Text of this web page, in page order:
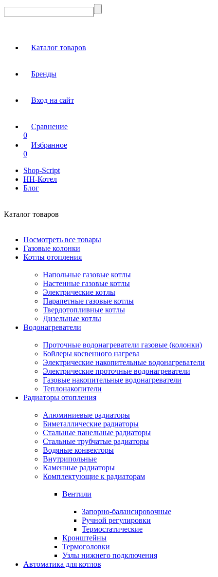
Каталог товаров
Бренды
Вход на сайт
Сравнение
0
Избранное
0
Shop-Script
НН-Котел
Блог
Каталог товаров
Посмотреть все товары
Газовые колонки
Котлы отопления
Напольные газовые котлы
Настенные газовые котлы
Электрические котлы
Парапетные газовые котлы
Твердотопливные котлы
Дизельные котлы
Водонагреватели
Проточные водонагреватели газовые (колонки)
Бойлеры косвенного нагрева
Электрические накопительные водонагреватели
Электрические проточные водонагреватели
Газовые накопительные водонагреватели
Теплонакопители
Радиаторы отопления
Алюминиевые радиаторы
Биметаллические радиаторы
Стальные панельные радиаторы
Стальные трубчатые радиаторы
Водяные конвекторы
Внутрипольные
Каменные радиаторы
Комплектующие к радиаторам
Вентили
Запорно-балансировочные
Ручной регулировки
Термостатические
Кронштейны
Термоголовки
Узлы нижнего подключения
Автоматика для котлов